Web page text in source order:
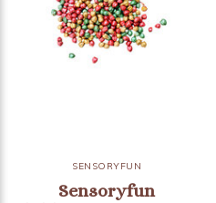
SENSORYFUN
Sensoryfun